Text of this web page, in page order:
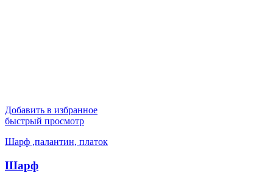
Добавить в избранное
быстрый просмотр
Шарф ,палантин, платок
Шарф